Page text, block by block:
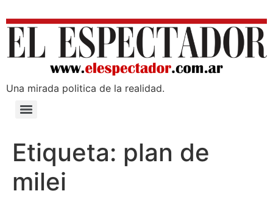
Una mirada poli­tica de la realidad.
Etiqueta: plan de
milei